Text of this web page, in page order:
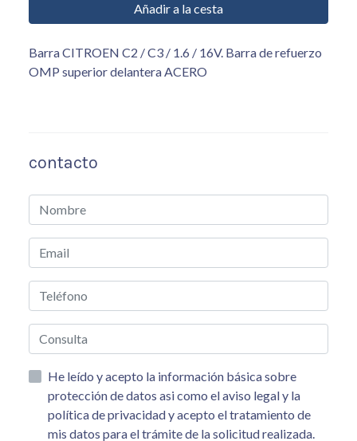
Añadir a la cesta
Barra CITROEN C2 / C3 / 1.6 / 16V. Barra de refuerzo
OMP superior delantera ACERO
contacto
He leído y acepto la información básica sobre
protección de datos asi como el aviso legal y la
política de privacidad y acepto el tratamiento de
mis datos para el trámite de la solicitud realizada.